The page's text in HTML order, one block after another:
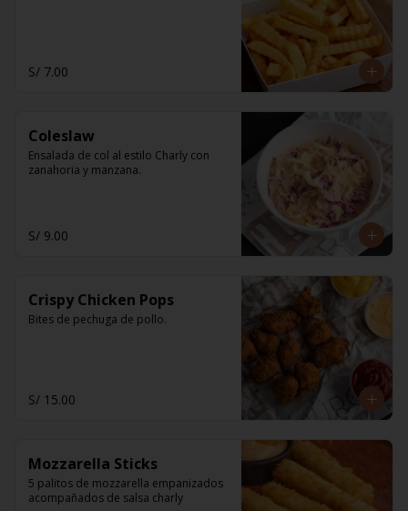
S/ 7.00
Coleslaw
Ensalada de col al estilo Charly con
zanahoria y manzana.
S/ 9.00
Crispy Chicken Pops
Bites de pechuga de pollo.
S/ 15.00
Mozzarella Sticks
5 palitos de mozzarella empanizados
acompañados de salsa charly